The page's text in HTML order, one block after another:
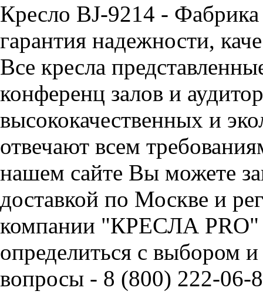
Кресло BJ-9214 -
гарантия надежности,
Все кресла
конференц залов и
высококачественных и
отвечают всем
нашем сайте Вы можете
доставкой по Москве и
компании "КРЕСЛА PRO"
определиться с выбором
вопросы - 8 (800) 222-06-